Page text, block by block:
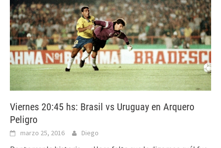
Viernes 20:45 hs: Brasil vs Uruguay en Arquero
Peligro
marzo 25, 2016 Diego